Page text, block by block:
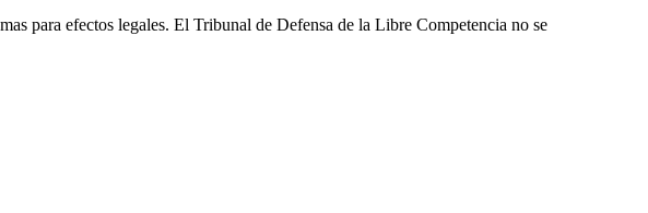
para efectos legales. El Tribunal de Defensa de la Libre Competencia no se